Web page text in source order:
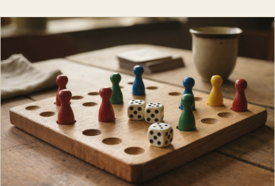
HOBBY & FREIZEIT